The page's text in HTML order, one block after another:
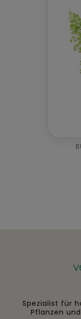
Spezialist für
Pflanzen